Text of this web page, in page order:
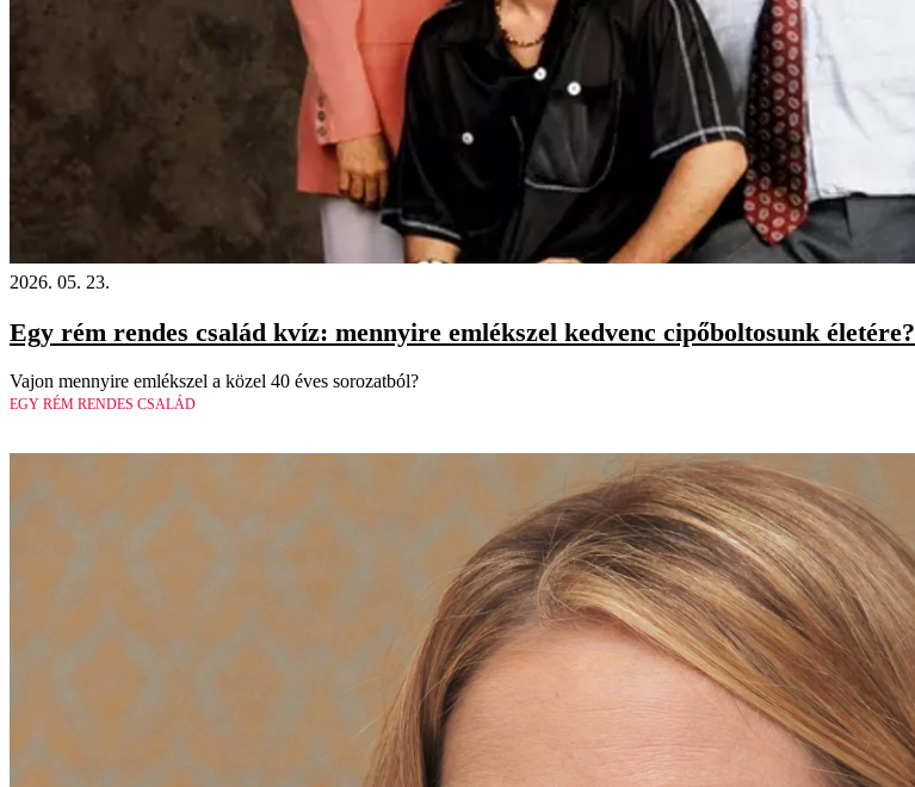
2026. 05. 23.
Egy rém rendes család kvíz: mennyire emlékszel kedvenc cipőboltosunk életére?
Vajon mennyire emlékszel a közel 40 éves sorozatból?
EGY RÉM RENDES CSALÁD